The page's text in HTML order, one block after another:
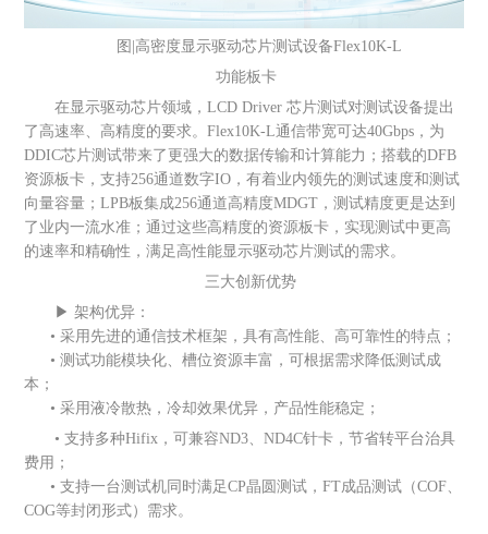
图|高密度显示驱动芯片测试设备Flex10K-L
功能板卡
在显示驱动芯片领域，LCD Driver 芯片测试对测试设备提出
了高速率、高精度的要求。Flex10K-L通信带宽可达40Gbps，为
DDIC芯片测试带来了更强大的数据传输和计算能力；搭载的DFB
资源板卡，支持256通道数字IO，有着业内领先的测试速度和测试
向量容量；LPB板集成256通道高精度MDGT，测试精度更是达到
了业内一流水准；通过这些高精度的资源板卡，实现测试中更高
的速率和精确性，满足高性能显示驱动芯片测试的需求。
三大创新优势
▶ 架构优异：
• 采用先进的通信技术框架，具有高性能、高可靠性的特点；
• 测试功能模块化、槽位资源丰富，可根据需求降低测试成
本；
• 采用液冷散热，冷却效果优异，产品性能稳定；
• 支持多种Hifix，可兼容ND3、ND4C针卡，节省转平台治具
费用；
• 支持一台测试机同时满足CP晶圆测试，FT成品测试（COF、
COG等封闭形式）需求。